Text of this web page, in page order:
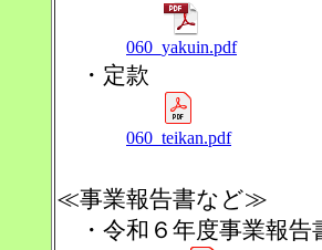
060_yakuin.pdf
・定款
060_teikan.pdf
≪事業報告書など≫
・令和６年度事業報告